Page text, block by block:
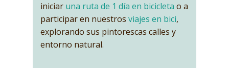
iniciar una ruta de 1 día en bicicleta o a
participar en nuestros viajes en bici,
explorando sus pintorescas calles y
entorno natural.